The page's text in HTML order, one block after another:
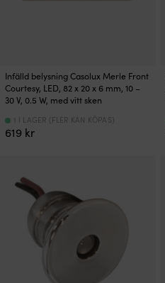
Infälld belysning Casolux Merle Front
Courtesy, LED, 82 x 20 x 6 mm, 10 –
30 V, 0.5 W, med vitt sken
619 kr
1 I LAGER (FLER KAN KÖPAS)